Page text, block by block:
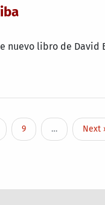
nuevo libro de David
Page
9 … Next
Next ›